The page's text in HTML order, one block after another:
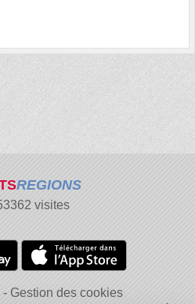
REGIONS
visites
Gestion des cookies